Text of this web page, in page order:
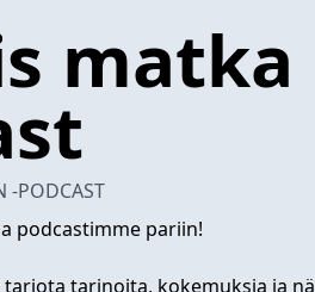
matka
-PODCAST
podcastimme pariin!
tarinoita, kokemuksia ja